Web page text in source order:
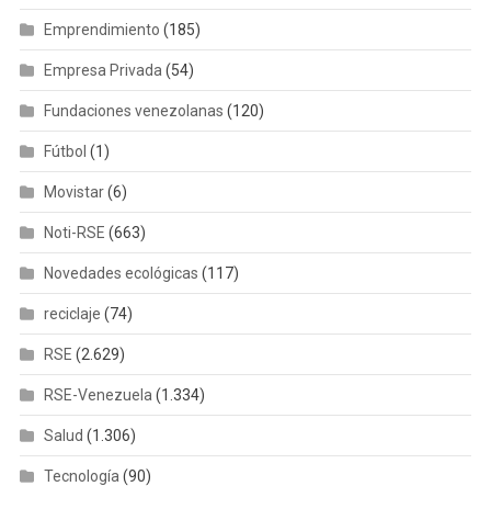
Emprendimiento (185)
Empresa Privada(54)
Fundaciones venezolanas (120)
Fútbol (1)
Movistar(6)
Noti-RSE (663)
Novedades ecológicas (117)
reciclaje (74)
RSE (2.629)
RSE-Venezuela(1.334)
Salud (1.306)
Tecnología(90)